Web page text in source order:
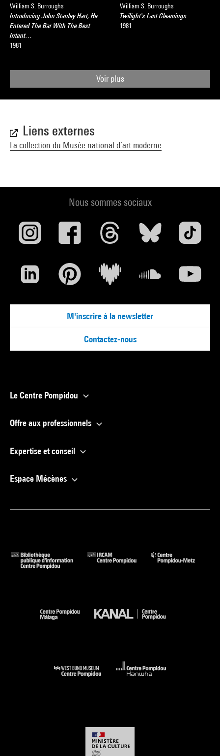
William S. Burroughs
Introducing John Stanley Hart; He
Entered The Bar With The Best
Intent…
1981
William S. Burroughs
Twilight's Last Gleamings
1981
Voir plus
Liens externes
La collection du Musée national d’art moderne
Nous sommes sociaux
M'inscrire à la newsletter
Contactez-nous
Le Centre Pompidou
Offre aux professionnels
Expertise et conseil
Espace Mécènes